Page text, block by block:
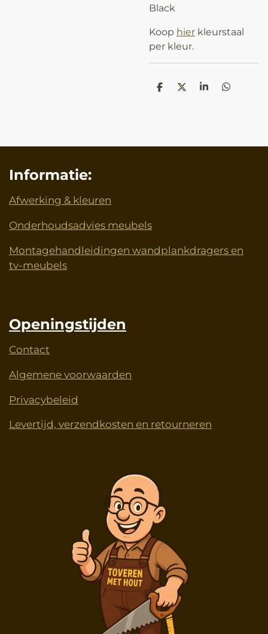
Black
Koop hier kleurstaal
per kleur.
D
D
S
D
Informatie:
Afwerking & kleuren
Onderhoudsadvies meubels
Montagehandleidingen wandplankdragers en
tv-meubels
Openingstijden
Contact
Algemene voorwaarden
Privacybeleid
Levertijd, verzendkosten en retourneren